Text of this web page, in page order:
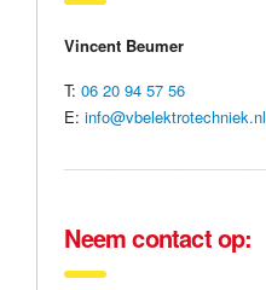
Vincent Beumer
T:06 20 94 57 56
E:info@vbelektrotechniek.nl
Neem contact op: